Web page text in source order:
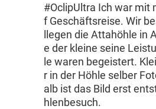
#OclipUltra Ich war mit
f Geschäftsreise. Wir
llegen die Attahöhle in
e der kleine seine
le waren begeistert.
r in der Höhle selber
alb ist das Bild erst
hlenbesuch.